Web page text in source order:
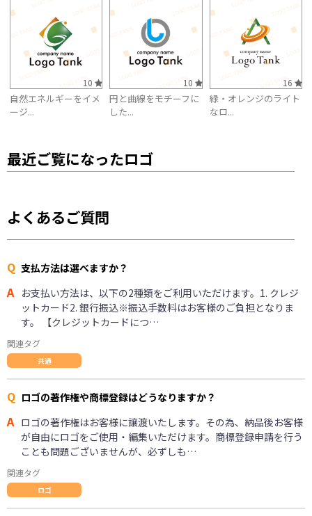
10
自然エネルギーをイメ
ージ...
10
円と曲線をモチーフに
した...
16
緑・オレンジのライト
なロ...
最近ご覧になったロゴ
よくあるご質問
Q 支払方法は選べますか？
A お支払い方法は、以下の2種類をご利用いただけます。1. クレジ
ットカード2. 銀行振込※振込手数料はお客様のご負担となりま
す。 【クレジットカードにつ…
関連タグ
共通
Q ロゴの著作権や商標登録はどうなりますか？
A ロゴの著作権はお客様に譲渡いたします。その為、納品後お客様
が自由にロゴをご使用・編集いただけます。商標登録申請を行う
ことも問題ございませんが、必ずしも…
関連タグ
ロゴ